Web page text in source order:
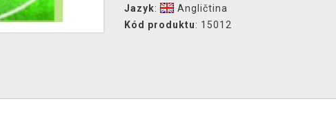
Jazyk:
Angličtina
Kód produktu: 15012